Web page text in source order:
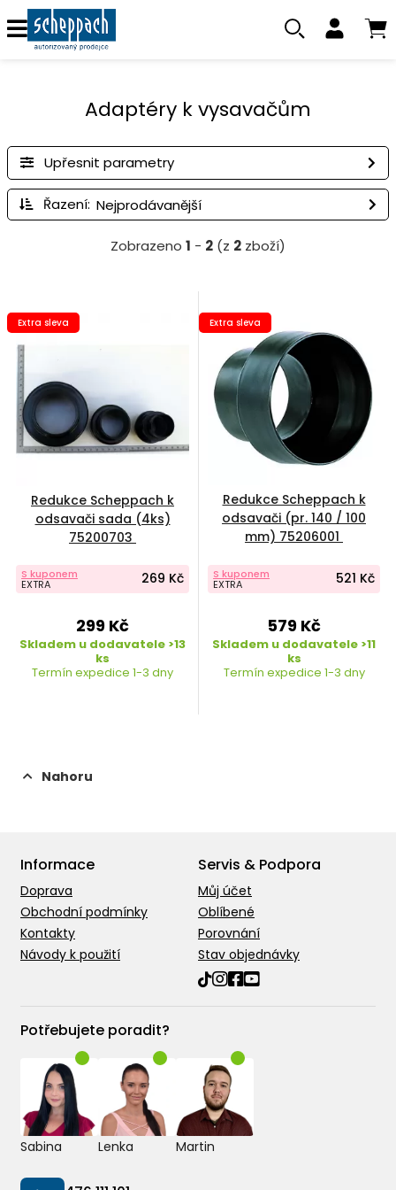
Adaptéry k vysavačům
Upřesnit parametry
Řazení:
Zobrazeno 1 - 2 (z 2 zboží)
Extra sleva
Redukce Scheppach k
odsavači sada (4ks)
75200703
S kuponem
EXTRA 269 Kč
299 Kč
Skladem u dodavatele >13
ks
Termín expedice 1-3 dny
Extra sleva
Redukce Scheppach k
odsavači (pr. 140 / 100
mm) 75206001
S kuponem
EXTRA 521 Kč
579 Kč
Skladem u dodavatele >11
ks
Termín expedice 1-3 dny
Nahoru
Informace
Doprava
Obchodní podmínky
Kontakty
Návody k použití
Servis & Podpora
Můj účet
Oblíbené
Porovnání
Stav objednávky
Potřebujete poradit?
Sabina Lenka Martin